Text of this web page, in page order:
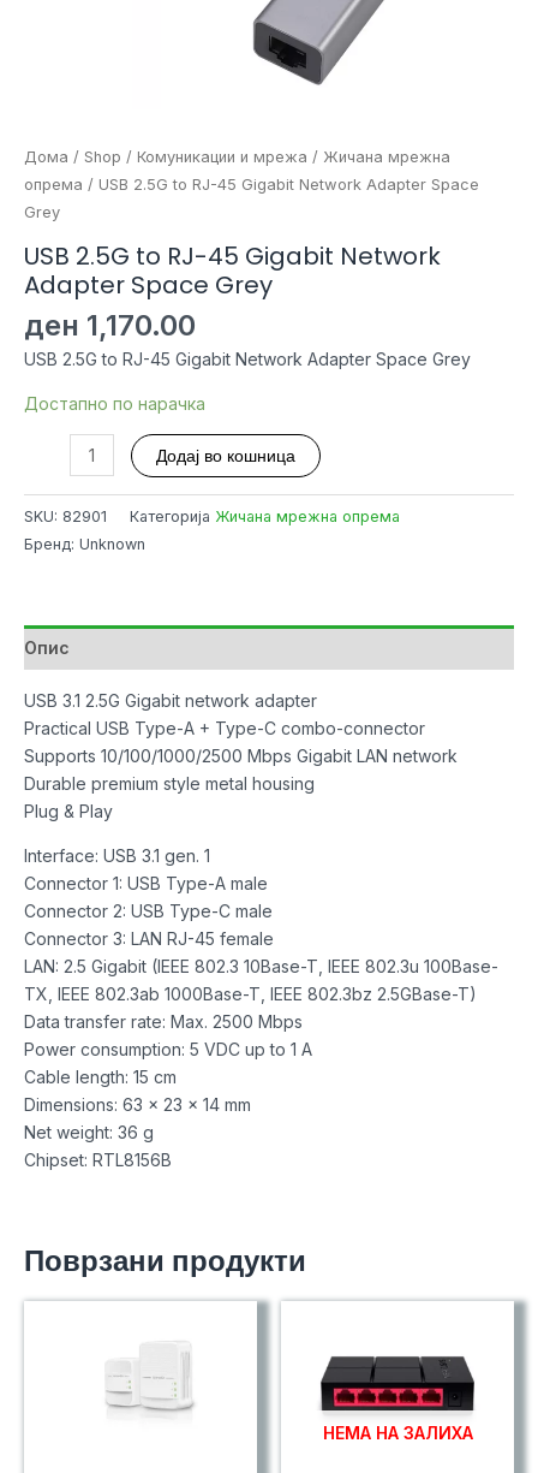
Дома / Shop / Комуникации и мрежа / Жичана мрежна
опрема / USB 2.5G to RJ-45 Gigabit Network Adapter Space
Grey
USB 2.5G to RJ-45 Gigabit Network
Adapter Space Grey
ден 1,170.00
USB 2.5G to RJ-45 Gigabit Network Adapter Space Grey
Достапно по нарачка
to
45
Adapter
Space
Grey
количина
Додај во кошница
SKU: 82901 Категорија Жичана мрежна опрема
Бренд: Unknown
Опис
USB 3.1 2.5G Gigabit network adapter
Practical USB Type-A + Type-C combo-connector
Supports 10/100/1000/2500 Mbps Gigabit LAN network
Durable premium style metal housing
Plug & Play
Interface: USB 3.1 gen. 1
Connector 1: USB Type-A male
Connector 2: USB Type-C male
Connector 3: LAN RJ-45 female
LAN: 2.5 Gigabit (IEEE 802.3 10Base-T, IEEE 802.3u 100Base-
TX, IEEE 802.3ab 1000Base-T, IEEE 802.3bz 2.5GBase-T)
Data transfer rate: Max. 2500 Mbps
Power consumption: 5 VDC up to 1 A
Cable length: 15 cm
Dimensions: 63 x 23 x 14 mm
Net weight: 36 g
Chipset: RTL8156B
Поврзани продукти
НЕМА НА ЗАЛИХА